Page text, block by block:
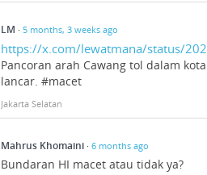
LM · 5 months, 3 weeks ago
https://x.com/lewatmana/status/
Pancoran arah Cawang tol dalam
lancar. #macet
Jakarta Selatan
Mahrus Khomaini · 6 months ago
Bundaran HI macet atau tidak ya?